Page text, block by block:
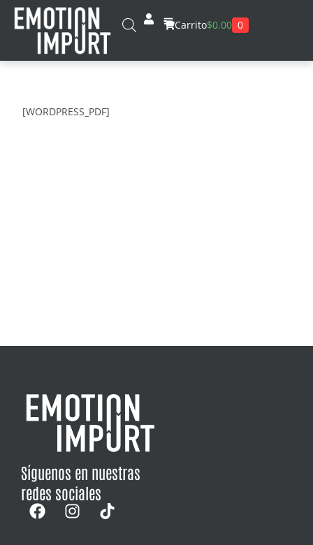
Carrito$0.00 0
[WORDPRESS_PDF]
Síguenos en nuestras
redes sociales